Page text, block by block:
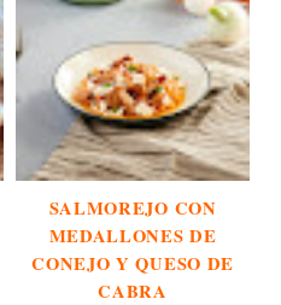
SALMOREJO CON
MEDALLONES DE
CONEJO Y QUESO DE
CABRA